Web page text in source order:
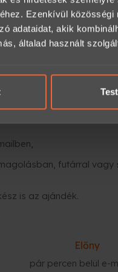
Ezenkívül
adataidat, akik
általad használt
a Meglepkéken?
platformja,
és biztonságosan.
megfelelő
futárral vagy
is az ajándék.
Előny
pár percen belül e-